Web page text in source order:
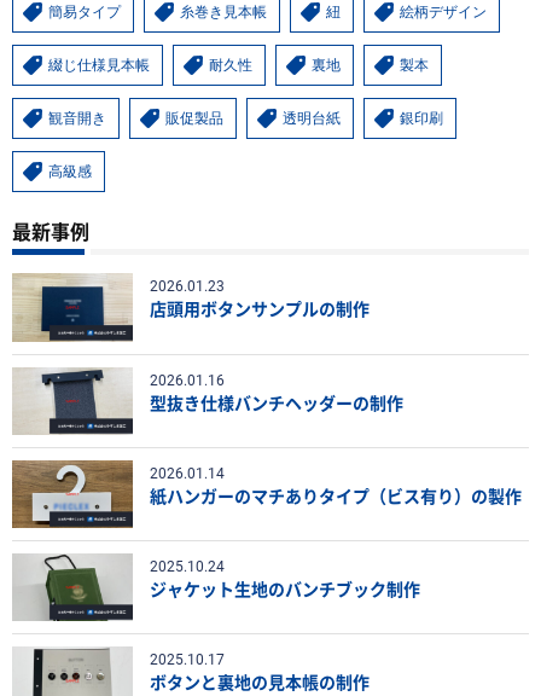
簡易タイプ 糸巻き見本帳 紐 絵柄デザイン
綴じ仕様見本帳 耐久性 裏地 製本
観音開き 販促製品 透明台紙 銀印刷
高級感
最新事例
2026.01.23
店頭用ボタンサンプルの制作
2026.01.16
型抜き仕様バンチヘッダーの制作
2026.01.14
紙ハンガーのマチありタイプ（ビス有り）の製作
2025.10.24
ジャケット生地のバンチブック制作
2025.10.17
ボタンと裏地の見本帳の制作